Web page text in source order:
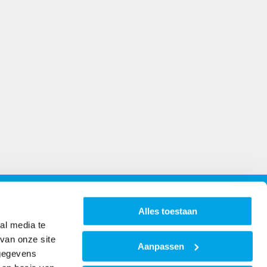
media te
onze site
Alles toestaan
Aanpassen
Maandag t/m vrijdag van 8:00 - 16:30
voor de bezoekadressen